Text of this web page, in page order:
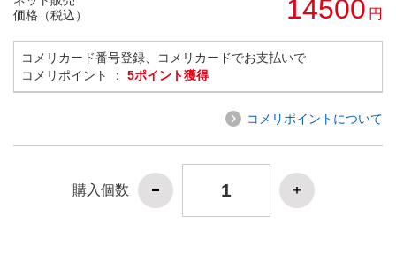
価格（税込）
14500 円
コメリカード番号登録、コメリカードでお支払いで
コメリポイント ： 5ポイント獲得
コメリポイントについて
購入個数